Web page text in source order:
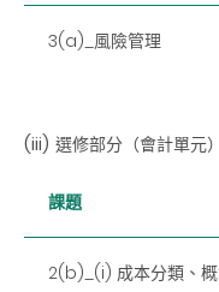
3(a)_風險管理
(iii) 選修部分（會計單元）
課題
2(b)_(i) 成本分類、